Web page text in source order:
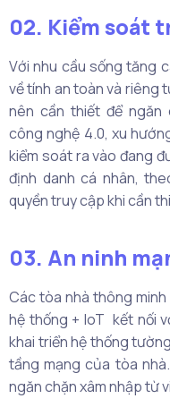
02. Kiểm soát
Với nhu cầu sống tăng
về tính an toàn và riêng
nên cần thiết để ngăn
công nghệ 4.0, xu
kiểm soát ra vào đang
định danh cá nhân,
quyền truy cập khi cần
03. An ninh
Các tòa nhà thông
hệ thống + IoT kết nối
khai triển hệ thống
tầng mạng của tòa
ngăn chặn xâm nhập từ